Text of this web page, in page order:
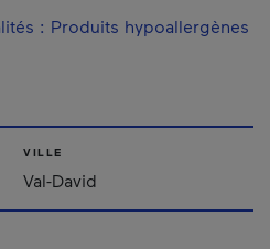
: Produits hypoallergènes
VILLE
Val-David